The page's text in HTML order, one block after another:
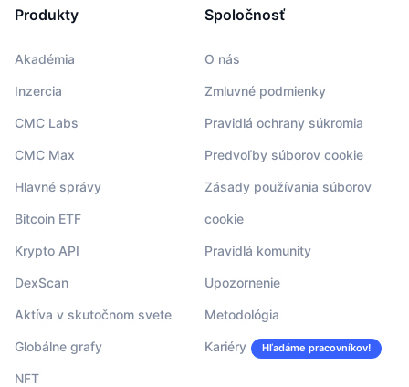
Produkty
Akadémia
Inzercia
CMC Labs
CMC Max
Hlavné správy
Bitcoin ETF
Krypto API
DexScan
Aktíva v skutočnom svete
Globálne grafy
NFT
Spoločnosť
O nás
Zmluvné podmienky
Pravidlá ochrany súkromia
Predvoľby súborov cookie
Zásady používania súborov
cookie
Pravidlá komunity
Upozornenie
Metodológia
Kariéry Hľadáme pracovníkov!